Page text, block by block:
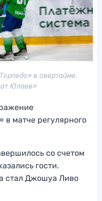
в овертайме.
Юлаев»
в матче регулярного
со счетом
гости.
стал Джошуа Ливо